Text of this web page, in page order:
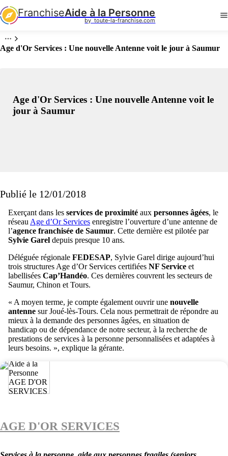
FranchiseAide à la Personne
by  toute-la-franchise.com
Age d'Or Services : Une nouvelle Antenne voit le jour à Saumur
Age d'Or Services : Une nouvelle Antenne voit le
jour à Saumur
Publié le 12/01/2018
Exerçant dans les services de proximité aux personnes âgées, le
réseau Age d’Or Services enregistre l’ouverture d’une antenne de
l’agence franchisée de Saumur. Cette dernière est pilotée par
Sylvie Garel depuis presque 10 ans.
Déléguée régionale FEDESAP, Sylvie Garel dirige aujourd’hui
trois structures Age d’Or Services certifiées NF Service et
labellisées Cap’Handéo. Ces dernières couvrent les secteurs de
Saumur, Chinon et Tours.
« A moyen terme, je compte également ouvrir une nouvelle
antenne sur Joué-lès-Tours. Cela nous permettrait de répondre au
mieux à la demande des personnes âgées, en situation de
handicap ou de dépendance de notre secteur, à la recherche de
prestations de services à la personne personnalisées et adaptées à
leurs besoins. », explique la gérante.
AGE D'OR SERVICES